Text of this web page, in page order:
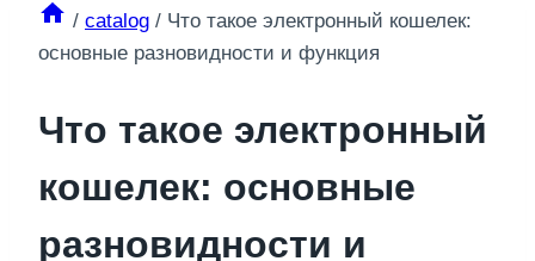
/ catalog / Что такое электронный кошелек:
основные разновидности и функция
Что такое электронный
кошелек: основные
разновидности и